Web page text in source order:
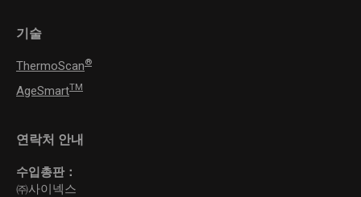
기술
ThermoScan®
AgeSmartTM
연락처 안내
수입총판：
㈜사이넥스